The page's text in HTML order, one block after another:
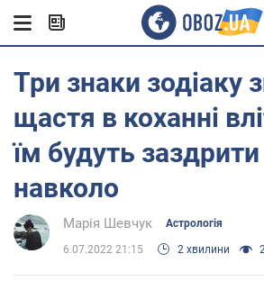
Три знаки зодіаку
щастя в коханні
їм будуть заздрити
навколо
Марія Шевчук Астрологія
6.07.2022 21:15 2 хвилини